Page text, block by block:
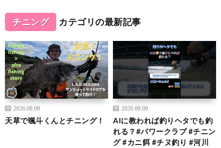
チニング カテゴリの最新記事
2026.08.09
天草で颯斗くんとチニング！
2026.08.09
AIに教われば釣りヘタでも釣
れる？#パワークラブ #チニン
グ #カニ餌 #チヌ釣り #河川